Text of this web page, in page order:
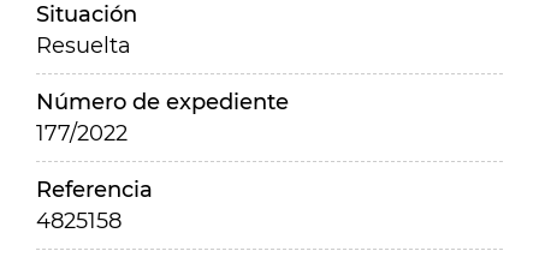
Situación
Resuelta
Número de expediente
177/2022
Referencia
4825158